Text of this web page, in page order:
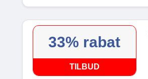
33% rabat
TILBUD